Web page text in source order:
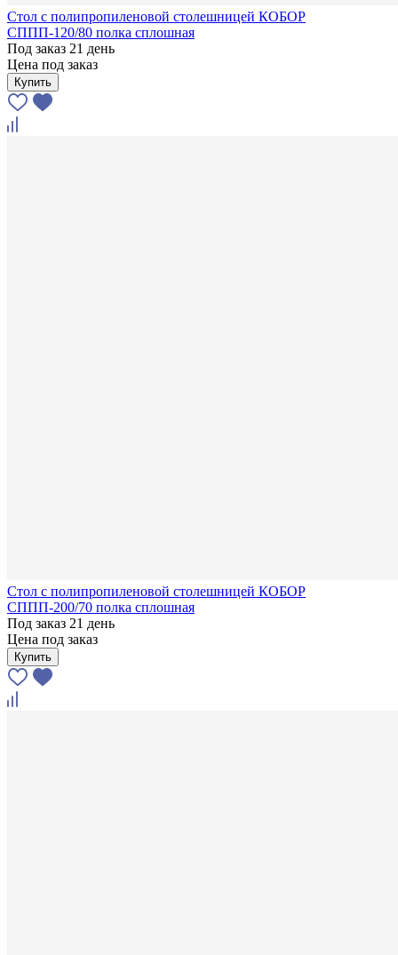
Стол с полипропиленовой столешницей КОБОР
СППП-120/80 полка сплошная
Под заказ 21 день
Цена под заказ
Купить
Стол с полипропиленовой столешницей КОБОР
СППП-200/70 полка сплошная
Под заказ 21 день
Цена под заказ
Купить